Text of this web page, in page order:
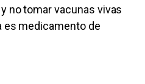
no tomar vacunas vivas
es medicamento de